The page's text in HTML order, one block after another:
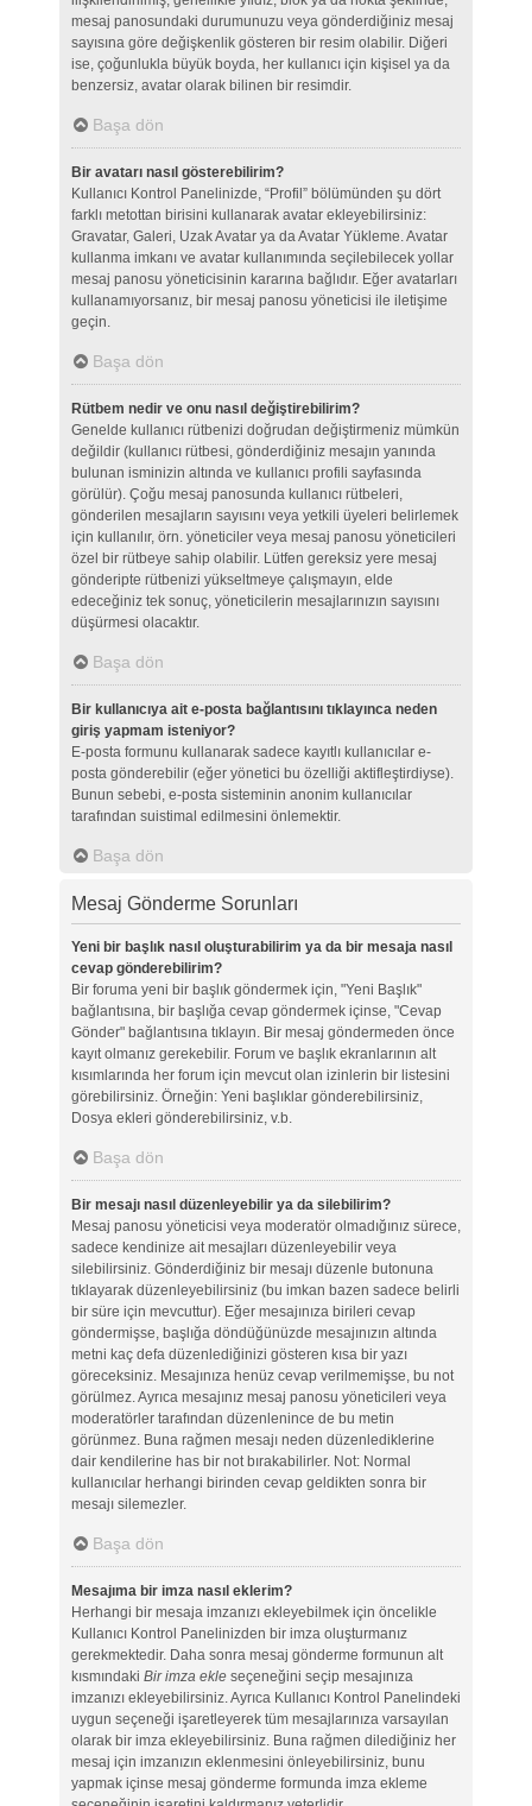
mesaj panosundaki durumunuzu veya gönderdiğiniz mesaj
sayısına göre değişkenlik gösteren bir resim olabilir. Diğeri
ise, çoğunlukla büyük boyda, her kullanıcı için kişisel ya da
benzersiz, avatar olarak bilinen bir resimdir.
Başa dön
Bir avatarı nasıl gösterebilirim?
Kullanıcı Kontrol Panelinizde, “Profil” bölümünden şu dört
farklı metottan birisini kullanarak avatar ekleyebilirsiniz:
Gravatar, Galeri, Uzak Avatar ya da Avatar Yükleme. Avatar
kullanma imkanı ve avatar kullanımında seçilebilecek yollar
mesaj panosu yöneticisinin kararına bağlıdır. Eğer avatarları
kullanamıyorsanız, bir mesaj panosu yöneticisi ile iletişime
geçin.
Başa dön
Rütbem nedir ve onu nasıl değiştirebilirim?
Genelde kullanıcı rütbenizi doğrudan değiştirmeniz mümkün
değildir (kullanıcı rütbesi, gönderdiğiniz mesajın yanında
bulunan isminizin altında ve kullanıcı profili sayfasında
görülür). Çoğu mesaj panosunda kullanıcı rütbeleri,
gönderilen mesajların sayısını veya yetkili üyeleri belirlemek
için kullanılır, örn. yöneticiler veya mesaj panosu yöneticileri
özel bir rütbeye sahip olabilir. Lütfen gereksiz yere mesaj
gönderipte rütbenizi yükseltmeye çalışmayın, elde
edeceğiniz tek sonuç, yöneticilerin mesajlarınızın sayısını
düşürmesi olacaktır.
Başa dön
Bir kullanıcıya ait e-posta bağlantısını tıklayınca neden
giriş yapmam isteniyor?
E-posta formunu kullanarak sadece kayıtlı kullanıcılar e-
posta gönderebilir (eğer yönetici bu özelliği aktifleştirdiyse).
Bunun sebebi, e-posta sisteminin anonim kullanıcılar
tarafından suistimal edilmesini önlemektir.
Başa dön
Mesaj Gönderme Sorunları
Yeni bir başlık nasıl oluşturabilirim ya da bir mesaja nasıl
cevap gönderebilirim?
Bir foruma yeni bir başlık göndermek için, "Yeni Başlık"
bağlantısına, bir başlığa cevap göndermek içinse, "Cevap
Gönder" bağlantısına tıklayın. Bir mesaj göndermeden önce
kayıt olmanız gerekebilir. Forum ve başlık ekranlarının alt
kısımlarında her forum için mevcut olan izinlerin bir listesini
görebilirsiniz. Örneğin: Yeni başlıklar gönderebilirsiniz,
Dosya ekleri gönderebilirsiniz, v.b.
Başa dön
Bir mesajı nasıl düzenleyebilir ya da silebilirim?
Mesaj panosu yöneticisi veya moderatör olmadığınız sürece,
sadece kendinize ait mesajları düzenleyebilir veya
silebilirsiniz. Gönderdiğiniz bir mesajı düzenle butonuna
tıklayarak düzenleyebilirsiniz (bu imkan bazen sadece belirli
bir süre için mevcuttur). Eğer mesajınıza birileri cevap
göndermişse, başlığa döndüğünüzde mesajınızın altında
metni kaç defa düzenlediğinizi gösteren kısa bir yazı
göreceksiniz. Mesajınıza henüz cevap verilmemişse, bu not
görülmez. Ayrıca mesajınız mesaj panosu yöneticileri veya
moderatörler tarafından düzenlenince de bu metin
görünmez. Buna rağmen mesajı neden düzenlediklerine
dair kendilerine has bir not bırakabilirler. Not: Normal
kullanıcılar herhangi birinden cevap geldikten sonra bir
mesajı silemezler.
Başa dön
Mesajıma bir imza nasıl eklerim?
Herhangi bir mesaja imzanızı ekleyebilmek için öncelikle
Kullanıcı Kontrol Panelinizden bir imza oluşturmanız
gerekmektedir. Daha sonra mesaj gönderme formunun alt
kısmındaki Bir imza ekleseçeneğini seçip mesajınıza
imzanızı ekleyebilirsiniz. Ayrıca Kullanıcı Kontrol Panelindeki
uygun seçeneği işaretleyerek tüm mesajlarınıza varsayılan
olarak bir imza ekleyebilirsiniz. Buna rağmen dilediğiniz her
mesaj için imzanızın eklenmesini önleyebilirsiniz, bunu
yapmak içinse mesaj gönderme formunda imza ekleme